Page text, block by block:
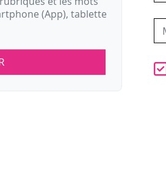
(App), tablette